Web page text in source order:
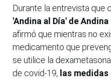
Durante la entrevista que
'Andina al Día' de
afirmó que mientras no
medicamento que
se utilice la
de covid-19, las